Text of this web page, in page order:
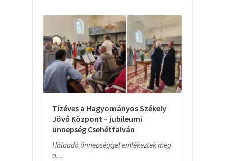
Tízéves a Hagyományos Székely
Jövő Központ – jubileumi
ünnepség Csehétfalván
Hálaadó ünnepséggel emlékeztek meg
a...